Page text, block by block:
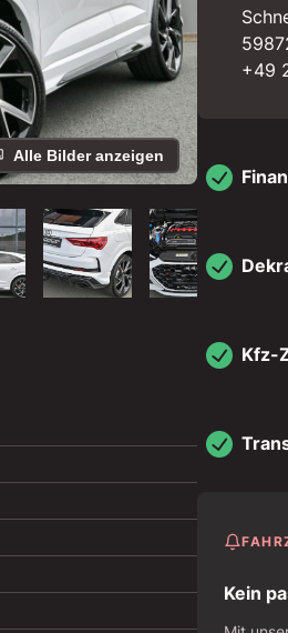
Alle Bilder anzeigen
+49
Kfz-
Kein